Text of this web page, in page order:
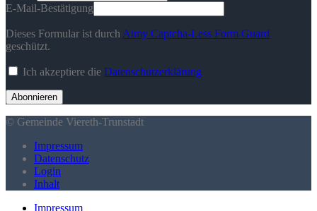
E-Mail-Bestätigung
Dieses Formular ist durch Aimy Captcha-Less Form Guard
geschützt.
Ich akzeptiere die Datenschutzerklärung
Abonnieren
© Gemeinde Viereth-Trunstadt
Impressum
Datenschutz
Login
Inhalt
Impressum